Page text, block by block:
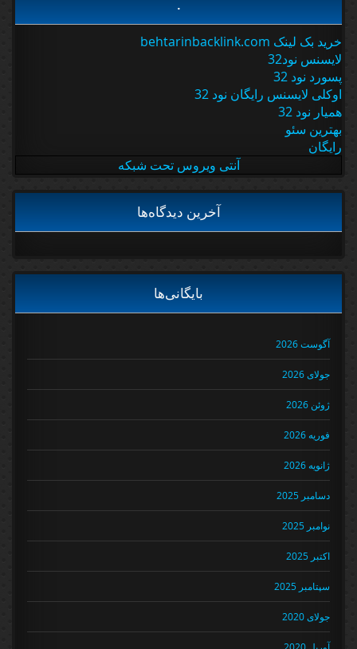
خرید بک لینک behtarinbacklink.com
لایسنس نود32
پسورد نود 32
اوکلی لایسنس رایگان نود 32
همیار نود 32
بهترین سئو
رایگان
آنتی ویروس تحت شبکه
آخرین دیدگاه‌ها
بایگانی‌ها
آگوست 2026
جولای 2026
ژوئن 2026
فوریه 2026
ژانویه 2026
دسامبر 2025
نوامبر 2025
اکتبر 2025
سپتامبر 2025
جولای 2020